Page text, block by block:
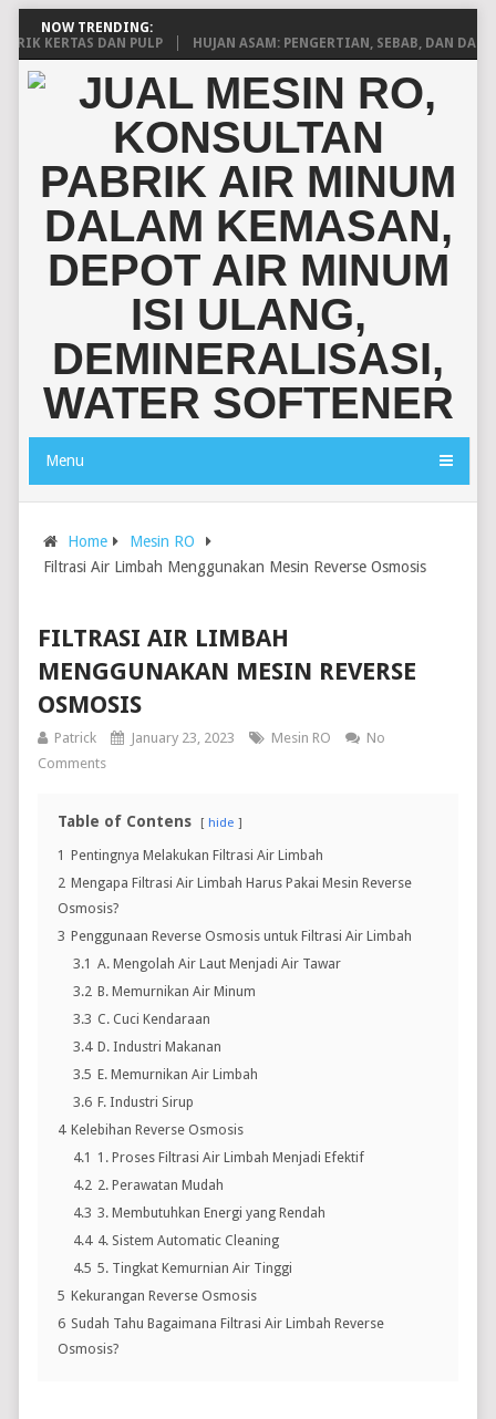
NOW TRENDING:
DAN PULP
HUJAN ASAM: PENGERTIAN, SEBAB, DAN
Menu
Home
Mesin RO
Filtrasi Air Limbah Menggunakan Mesin Reverse Osmosis
FILTRASI AIR LIMBAH
MENGGUNAKAN MESIN REVERSE
OSMOSIS
Patrick January 23, 2023 Mesin RO
No
Comments
Table of Contens hide
1 Pentingnya Melakukan Filtrasi Air Limbah
2 Mengapa Filtrasi Air Limbah Harus Pakai Mesin Reverse
Osmosis?
3 Penggunaan Reverse Osmosis untuk Filtrasi Air Limbah
3.1 A. Mengolah Air Laut Menjadi Air Tawar
3.2 B. Memurnikan Air Minum
3.3 C. Cuci Kendaraan
3.4 D. Industri Makanan
3.5 E. Memurnikan Air Limbah
3.6 F. Industri Sirup
4 Kelebihan Reverse Osmosis
4.1 1. Proses Filtrasi Air Limbah Menjadi Efektif
4.2 2. Perawatan Mudah
4.3 3. Membutuhkan Energi yang Rendah
4.4 4. Sistem Automatic Cleaning
4.5 5. Tingkat Kemurnian Air Tinggi
5 Kekurangan Reverse Osmosis
6 Sudah Tahu Bagaimana Filtrasi Air Limbah Reverse
Osmosis?